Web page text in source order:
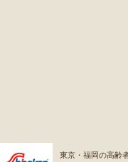
東京・福岡の高齢